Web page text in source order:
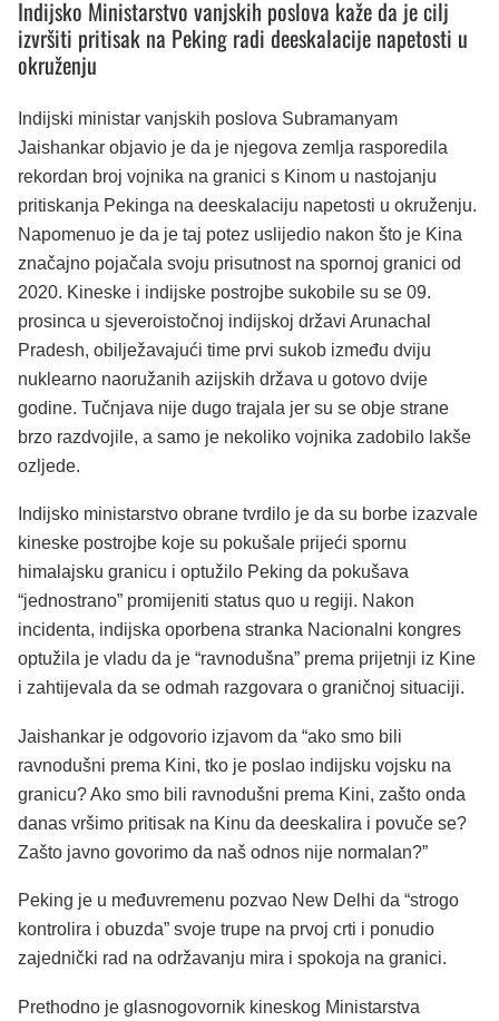
Indijsko Ministarstvo vanjskih poslova kaže da je cilj
izvršiti pritisak na Peking radi deeskalacije napetosti u
okruženju
Indijski ministar vanjskih poslova Subramanyam
Jaishankar objavio je da je njegova zemlja rasporedila
rekordan broj vojnika na granici s Kinom u nastojanju
pritiskanja Pekinga na deeskalaciju napetosti u okruženju.
Napomenuo je da je taj potez uslijedio nakon što je Kina
značajno pojačala svoju prisutnost na spornoj granici od
2020. Kineske i indijske postrojbe sukobile su se 09.
prosinca u sjeveroistočnoj indijskoj državi Arunachal
Pradesh, obilježavajući time prvi sukob između dviju
nuklearno naoružanih azijskih država u gotovo dvije
godine. Tučnjava nije dugo trajala jer su se obje strane
brzo razdvojile, a samo je nekoliko vojnika zadobilo lakše
ozljede.
Indijsko ministarstvo obrane tvrdilo je da su borbe izazvale
kineske postrojbe koje su pokušale prijeći spornu
himalajsku granicu i optužilo Peking da pokušava
“jednostrano” promijeniti status quo u regiji. Nakon
incidenta, indijska oporbena stranka Nacionalni kongres
optužila je vladu da je “ravnodušna” prema prijetnji iz Kine
i zahtijevala da se odmah razgovara o graničnoj situaciji.
Jaishankar je odgovorio izjavom da “ako smo bili
ravnodušni prema Kini, tko je poslao indijsku vojsku na
granicu? Ako smo bili ravnodušni prema Kini, zašto onda
danas vršimo pritisak na Kinu da deeskalira i povuče se?
Zašto javno govorimo da naš odnos nije normalan?”
Peking je u međuvremenu pozvao New Delhi da “strogo
kontrolira i obuzda” svoje trupe na prvoj crti i ponudio
zajednički rad na održavanju mira i spokoja na granici.
Prethodno je glasnogovornik kineskog Ministarstva